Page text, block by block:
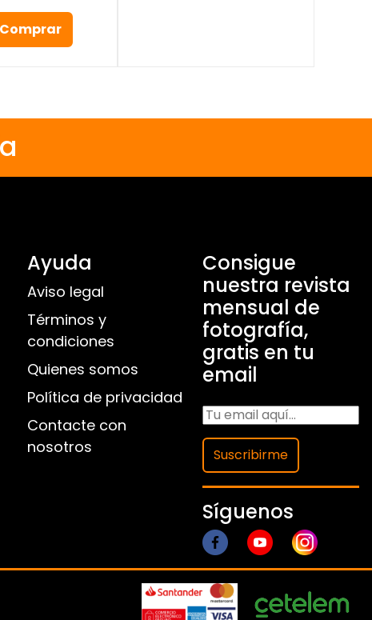
Comprar
Ayuda
Aviso legal
Términos y
condiciones
Quienes somos
Política de privacidad
Contacte con
nosotros
Consigue
nuestra revista
mensual de
fotografía,
gratis en tu
email
Suscribirme
Síguenos